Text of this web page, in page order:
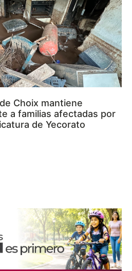
Choix mantiene
a familias afectadas por
de Yecorato